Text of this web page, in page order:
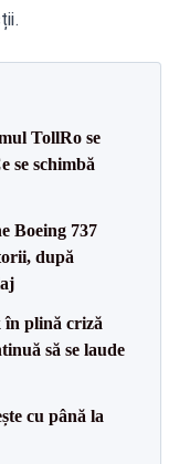
TollRo se
se schimbă
Boeing 737
după
în plină criză
să se laude
cu până la